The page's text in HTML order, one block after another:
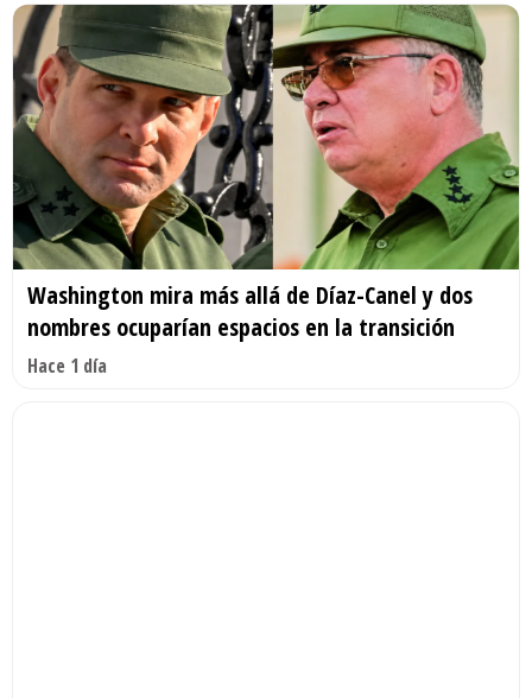
Washington mira más allá de Díaz-Canel y dos
nombres ocuparían espacios en la transición
Hace 1 día